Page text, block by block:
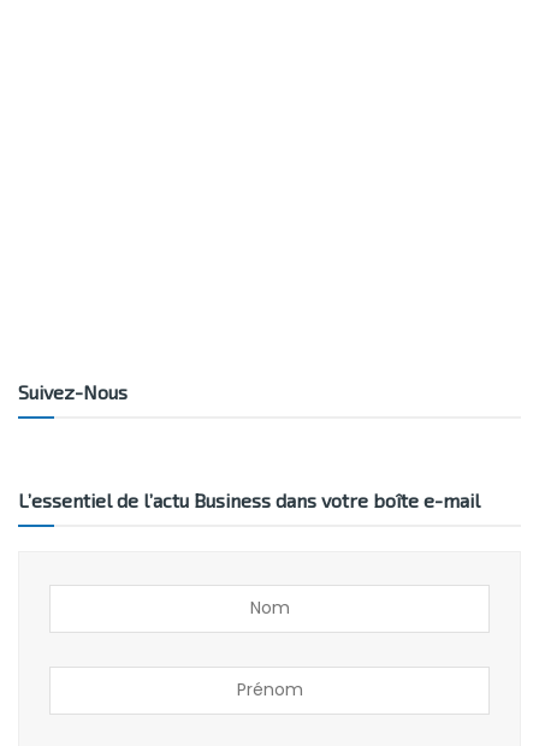
Suivez-Nous
L’essentiel de l’actu Business dans votre boîte e-mail